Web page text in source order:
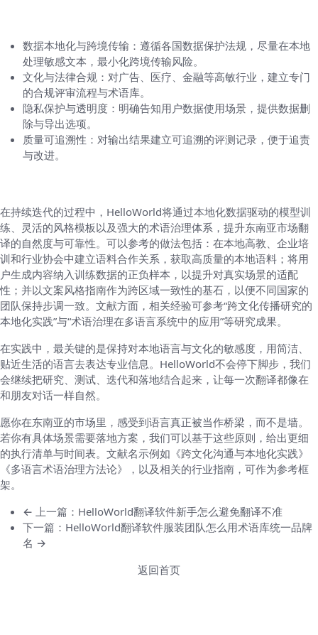
数据本地化与跨境传输：遵循各国数据保护法规，尽量在本地
处理敏感文本，最小化跨境传输风险。
文化与法律合规：对广告、医疗、金融等高敏行业，建立专门
的合规评审流程与术语库。
隐私保护与透明度：明确告知用户数据使用场景，提供数据删
除与导出选项。
质量可追溯性：对输出结果建立可追溯的评测记录，便于追责
与改进。
在持续迭代的过程中，HelloWorld将通过本地化数据驱动的模型训
练、灵活的风格模板以及强大的术语治理体系，提升东南亚市场翻
译的自然度与可靠性。可以参考的做法包括：在本地高教、企业培
训和行业协会中建立语料合作关系，获取高质量的本地语料；将用
户生成内容纳入训练数据的正负样本，以提升对真实场景的适配
性；并以文案风格指南作为跨区域一致性的基石，以便不同国家的
团队保持步调一致。文献方面，相关经验可参考“跨文化传播研究的
本地化实践”与“术语治理在多语言系统中的应用”等研究成果。
在实践中，最关键的是保持对本地语言与文化的敏感度，用简洁、
贴近生活的语言去表达专业信息。HelloWorld不会停下脚步，我们
会继续把研究、测试、迭代和落地结合起来，让每一次翻译都像在
和朋友对话一样自然。
愿你在东南亚的市场里，感受到语言真正被当作桥梁，而不是墙。
若你有具体场景需要落地方案，我们可以基于这些原则，给出更细
的执行清单与时间表。文献名示例如《跨文化沟通与本地化实践》
《多语言术语治理方法论》，以及相关的行业指南，可作为参考框
架。
← 上一篇：HelloWorld翻译软件新手怎么避免翻译不准
下一篇：HelloWorld翻译软件服装团队怎么用术语库统一品牌
名 →
返回首页